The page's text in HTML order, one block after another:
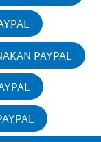
PAYPAL